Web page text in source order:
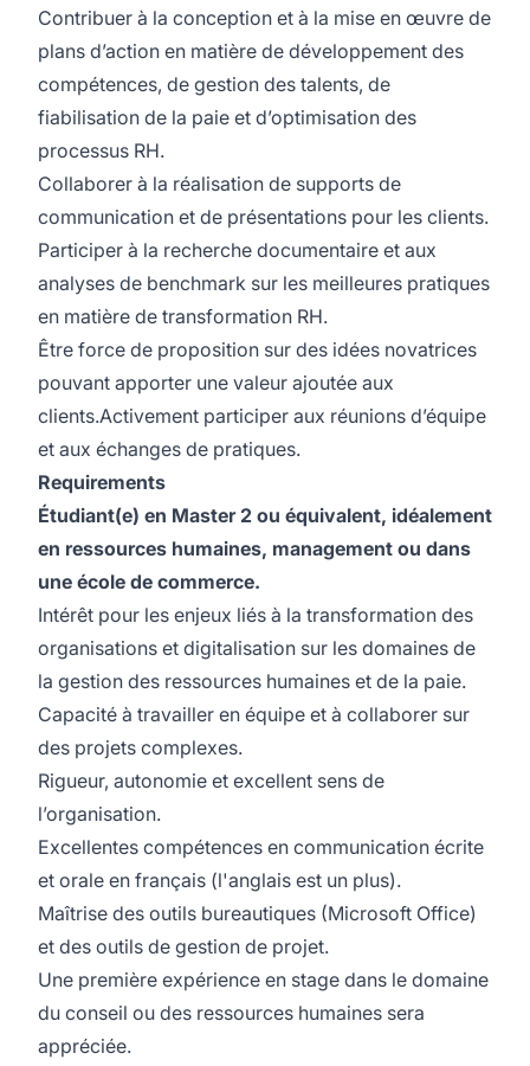
Contribuer à la conception et à la mise en œuvre de
plans d’action en matière de développement des
compétences, de gestion des talents, de
fiabilisation de la paie et d’optimisation des
processus RH.
Collaborer à la réalisation de supports de
communication et de présentations pour les clients.
Participer à la recherche documentaire et aux
analyses de benchmark sur les meilleures pratiques
en matière de transformation RH.
Être force de proposition sur des idées novatrices
pouvant apporter une valeur ajoutée aux
clients.Activement participer aux réunions d’équipe
et aux échanges de pratiques.
Requirements
Étudiant(e) en Master 2 ou équivalent, idéalement
en ressources humaines, management ou dans
une école de commerce.
Intérêt pour les enjeux liés à la transformation des
organisations et digitalisation sur les domaines de
la gestion des ressources humaines et de la paie.
Capacité à travailler en équipe et à collaborer sur
des projets complexes.
Rigueur, autonomie et excellent sens de
l’organisation.
Excellentes compétences en communication écrite
et orale en français (l'anglais est un plus).
Maîtrise des outils bureautiques (Microsoft Office)
et des outils de gestion de projet.
Une première expérience en stage dans le domaine
du conseil ou des ressources humaines sera
appréciée.